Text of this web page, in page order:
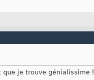
je trouve génialissime !